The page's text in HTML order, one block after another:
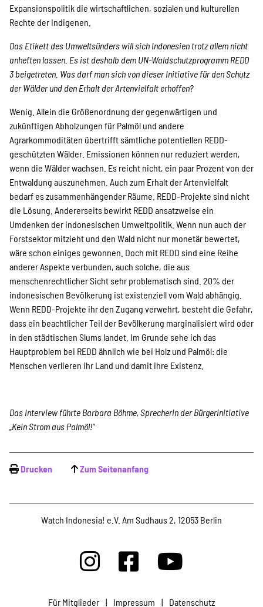
Expansionspolitik die wirtschaftlichen, sozialen und kulturellen
Rechte der Indigenen.
Das Etikett des Umweltsünders will sich Indonesien trotz allem nicht
anheften lassen. Es ist deshalb dem UN-Waldschutzprogramm REDD
3 beigetreten. Was darf man sich von dieser Initiative für den Schutz
der Wälder und den Erhalt der Artenvielfalt erhoffen?
Wenig. Allein die Größenordnung der gegenwärtigen und
zukünftigen Abholzungen für Palmöl und andere
Agrarkommoditäten übertrifft sämtliche potentiellen REDD-
geschützten Wälder. Emissionen können nur reduziert werden,
wenn die Wälder wachsen. Es reicht nicht, ein paar Prozent von der
Entwaldung auszunehmen. Auch zum Erhalt der Artenvielfalt
bedarf es zusammenhängender Räume. REDD-Projekte sind nicht
die Lösung. Andererseits bewirkt REDD ansatzweise ein
Umdenken der indonesischen Umweltpolitik. Wenn nun auch der
Forstsektor mitzieht und den Wald nicht nur monetär bewertet,
wäre schon einiges gewonnen. Doch mit REDD sind eine Reihe
anderer Aspekte verbunden, auch solche, die aus
menschenrechtlicher Sicht sehr problematisch sind. 20% der
indonesischen Bevölkerung ist existenziell vom Wald abhängig.
Wenn REDD-Projekte ihr den Zugang verwehrt, besteht die Gefahr,
dass ein beachtlicher Teil der Bevölkerung marginalisiert wird oder
in den städtischen Slums landet. Im Grunde sehe ich das
Hauptproblem bei REDD ähnlich wie bei Holz und Palmöl: die
Menschen verlieren ihr Land und damit ihre Existenz.
Das Interview führte Barbara Böhme, Sprecherin der Bürgerinitiative
„Kein Strom aus Palmöl!“
Drucken Zum Seitenanfang
Watch Indonesia! e.V. Am Sudhaus 2, 12053 Berlin
Für Mitglieder | Impressum | Datenschutz